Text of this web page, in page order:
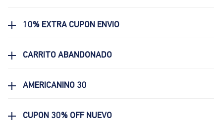
10% EXTRA CUPON ENVIO
CARRITO ABANDONADO
AMERICANINO 30
CUPON 30% OFF NUEVO